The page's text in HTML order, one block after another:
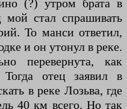
(?) утром брата в
мой стал спрашивать
То манси ответил,
и он утонул в реке.
перевернута, как
отец заявил в
в реке Лозьва, где
40 км всего. Но так